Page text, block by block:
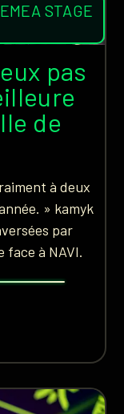
STAGE
pas
de
à deux
» kamyk
par
à NAVI.